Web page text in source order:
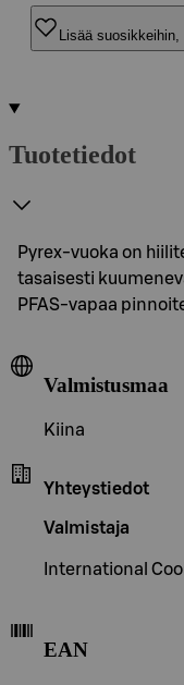
Tuotetiedot
Pyrex-vuoka on
tasaisesti
PFAS‑vapaa
Valmistusmaa
Kiina
Yhteystiedot
Valmistaja
International
EAN